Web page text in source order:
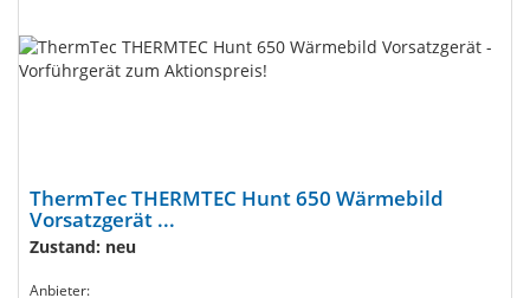
ThermTec THERMTEC Hunt 650 Wärmebild
Vorsatzgerät ...
Zustand: neu
Anbieter: